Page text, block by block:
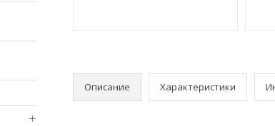
Описание Характеристики